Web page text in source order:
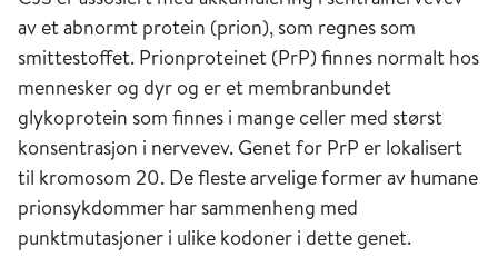
av et abnormt protein (prion), som regnes som
smittestoffet. Prionproteinet (PrP) finnes normalt hos
mennesker og dyr og er et membranbundet
glykoprotein som finnes i mange celler med størst
konsentrasjon i nervevev. Genet for PrP er lokalisert
til kromosom 20. De fleste arvelige former av humane
prionsykdommer har sammenheng med
punktmutasjoner i ulike kodoner i dette genet.